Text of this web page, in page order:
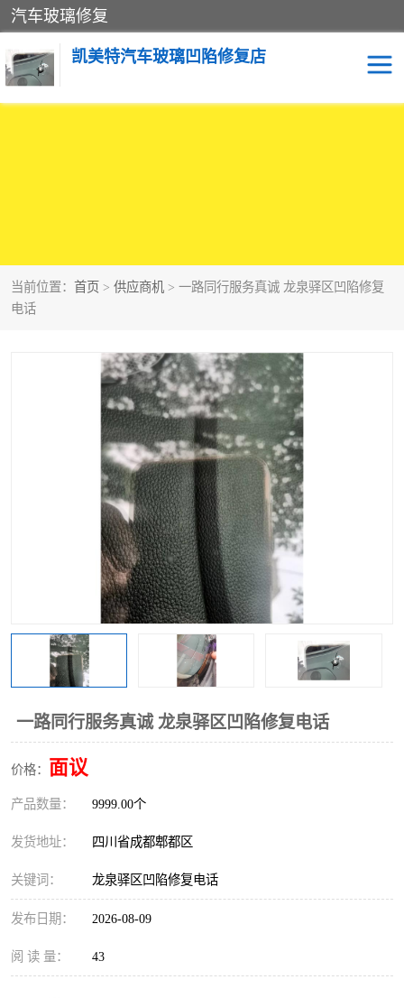
汽车玻璃修复
凯美特汽车玻璃凹陷修复店
当前位置： 首页 > 供应商机 > 一路同行服务真诚 龙泉驿区凹陷修复
电话
一路同行服务真诚 龙泉驿区凹陷修复电话
价格： 面议
产品数量： 9999.00个
发货地址： 四川省成都郫都区
关键词： 龙泉驿区凹陷修复电话
发布日期： 2026-08-09
阅 读 量： 43